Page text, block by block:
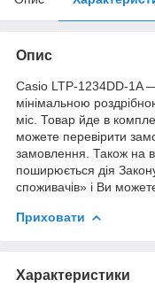
Опис
Casio LTP-1234DD-1A
мінімальною
міс. Товар йде в
можете перевірити
замовлення. Також на
поширюється дія
споживачів» і Ви
Приховати
Характеристики